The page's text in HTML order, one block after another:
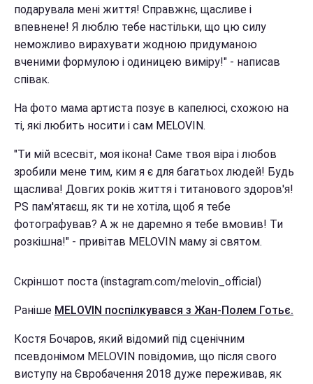
подарувала мені життя! Справжнє, щасливе і
впевнене! Я люблю тебе настільки, що цю силу
неможливо вирахувати жодною придуманою
вченими формулою і одиницею виміру!" - написав
співак.
На фото мама артиста позує в капелюсі, схожою на
ті, які любить носити і сам MELOVIN.
"Ти мій всесвіт, моя ікона! Саме твоя віра і любов
зробили мене тим, ким я є для багатьох людей! Будь
щаслива! Довгих років життя і титанового здоров'я!
PS пам'ятаєш, як ти не хотіла, щоб я тебе
фотографував? А ж не даремно я тебе вмовив! Ти
розкішна!" - привітав MELOVIN маму зі святом.
Скріншот поста (instagram.com/melovin_official)
Раніше MELOVIN поспілкувався з Жан-Полем Готьє.
Костя Бочаров, який відомий під сценічним
псевдонімом MELOVIN повідомив, що після свого
виступу на Євробачення 2018 дуже переживав, як